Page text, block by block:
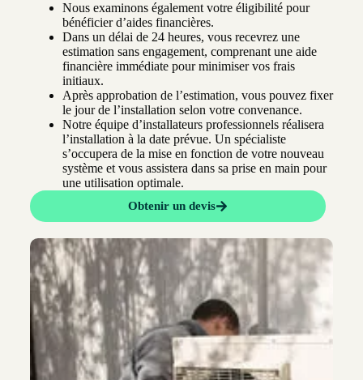
Nous examinons également votre éligibilité pour
bénéficier d’aides financières.
Dans un délai de 24 heures, vous recevrez une
estimation sans engagement, comprenant une aide
financière immédiate pour minimiser vos frais
initiaux.
Après approbation de l’estimation, vous pouvez fixer
le jour de l’installation selon votre convenance.
Notre équipe d’installateurs professionnels réalisera
l’installation à la date prévue. Un spécialiste
s’occupera de la mise en fonction de votre nouveau
système et vous assistera dans sa prise en main pour
une utilisation optimale.
Obtenir un devis